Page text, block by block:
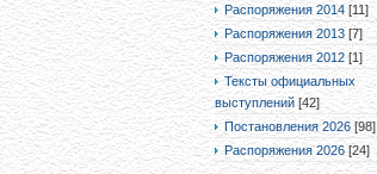
Распоряжения 2014 [11]
Распоряжения 2013 [7]
Распоряжения 2012 [1]
Тексты официальных
выступлений [42]
Постановления 2026 [98]
Распоряжения 2026 [24]